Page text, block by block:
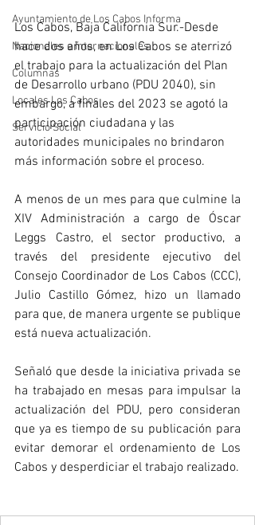
Ayuntamiento de Los Cabos Informa
Nacionales e Internacionales
Columnas
Locales Los Cabos
Servicio Social
Los Cabos, Baja California Sur.-Desde
hace dos años, en Los Cabos se aterrizó
el trabajo para la actualización del Plan
de Desarrollo urbano (PDU 2040), sin
embargo, a finales del 2023 se agotó la
participación ciudadana y las
autoridades municipales no brindaron
más información sobre el proceso.
A menos de un mes para que culmine la
XIV Administración a cargo de Óscar
Leggs Castro, el sector productivo, a
través del presidente ejecutivo del
Consejo Coordinador de Los Cabos (CCC),
Julio Castillo Gómez, hizo un llamado
para que, de manera urgente se publique
está nueva actualización.
Señaló que desde la iniciativa privada se
ha trabajado en mesas para impulsar la
actualización del PDU, pero consideran
que ya es tiempo de su publicación para
evitar demorar el ordenamiento de Los
Cabos y desperdiciar el trabajo realizado.